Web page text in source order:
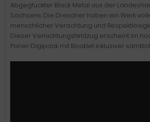
Abgegfuckter Black Metal aus der
Sachsens. Die Dresdner haben ein Werk
menschlicher Verachtung und
Dieser Vernichtungsfeldzug erscheint im
Panel-Digipack mit Booklet inklusiver